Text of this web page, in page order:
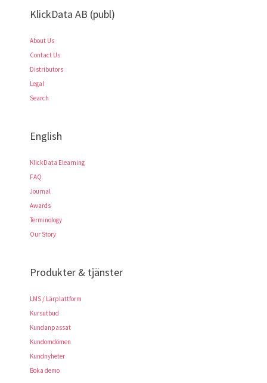
KlickData AB (publ)
About Us
Contact Us
Distributors
Legal
Search
English
KlickData Elearning
FAQ
Journal
Awards
Terminology
Our Story
Produkter & tjänster
LMS / Lärplattform
Kursutbud
Kundanpassat
Kundomdömen
Kundnyheter
Boka demo